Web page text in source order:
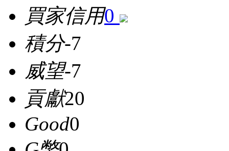
買家信用0
積分-7
威望-7
貢獻20
Good0